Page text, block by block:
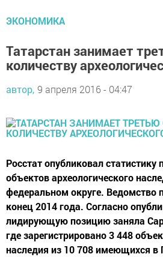
ЭКОНОМИКА
Татарстан занимает
количеству
автор, 9 апреля 2016 - 04:47
Росстат опубликовал статистику
объектов археологического
федеральном округе. Ведомство
конец 2014 года. Согласно
лидирующую позицию заняла
где зарегистрировано 3 448
наследия из 10 708 имеющихся